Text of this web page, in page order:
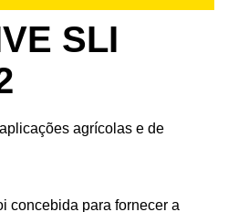
SLI
agrícolas e de
concebida para fornecer a